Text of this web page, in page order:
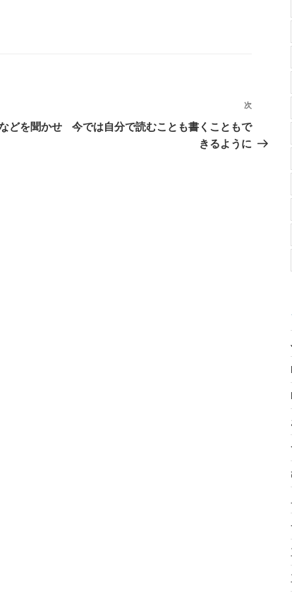
どを聞かせ
次
の
投
次
今では自分で読むことも書くこともで
きるように